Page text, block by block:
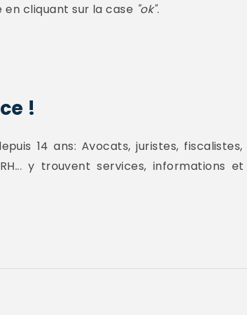
cliquant sur la case "ok".
!
14 ans: Avocats, juristes, fiscalistes,
y trouvent services, informations